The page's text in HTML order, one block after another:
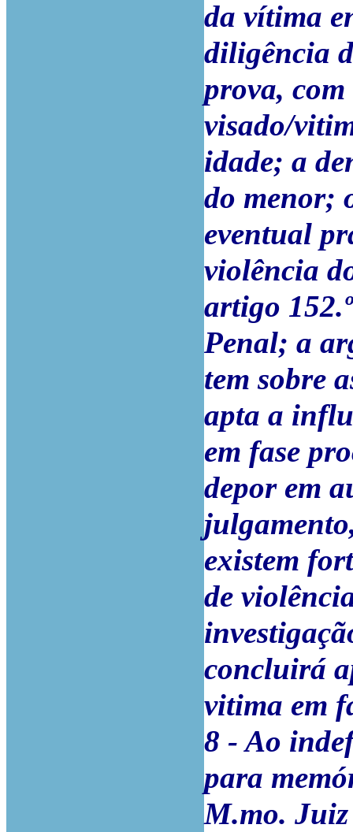
da vítima
diligência
prova,
visado/
idade; a
do menor;
eventual
violência
artigo
Penal; a
tem sobre
apta a
em fase
depor em
existem
de
concluirá
vitima em
8 - Ao
para
M.mo.